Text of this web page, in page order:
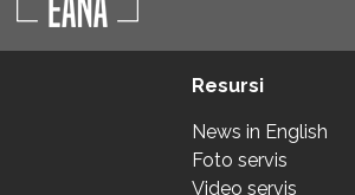
Resursi
News in English
Foto servis
Video servis